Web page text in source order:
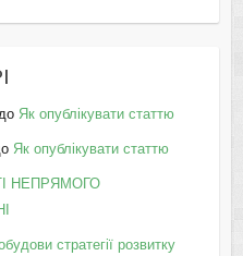
Як опублікувати статтю
Як опублікувати статтю
НЕПРЯМОГО
стратегії розвитку